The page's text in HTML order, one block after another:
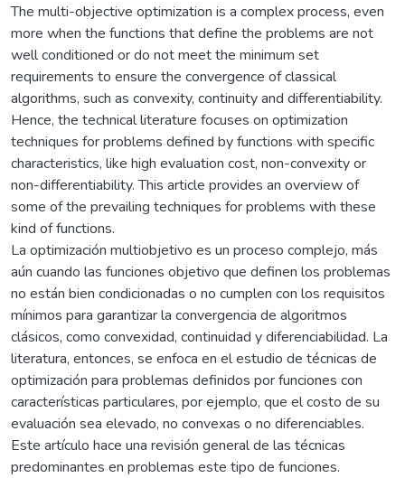
The multi-objective optimization is a complex process, even
more when the functions that define the problems are not
well conditioned or do not meet the minimum set
requirements to ensure the convergence of classical
algorithms, such as convexity, continuity and differentiability.
Hence, the technical literature focuses on optimization
techniques for problems defined by functions with specific
characteristics, like high evaluation cost, non-convexity or
non-differentiability. This article provides an overview of
some of the prevailing techniques for problems with these
kind of functions.
La optimización multiobjetivo es un proceso complejo, más
aún cuando las funciones objetivo que definen los problemas
no están bien condicionadas o no cumplen con los requisitos
mínimos para garantizar la convergencia de algoritmos
clásicos, como convexidad, continuidad y diferenciabilidad. La
literatura, entonces, se enfoca en el estudio de técnicas de
optimización para problemas definidos por funciones con
características particulares, por ejemplo, que el costo de su
evaluación sea elevado, no convexas o no diferenciables.
Este artículo hace una revisión general de las técnicas
predominantes en problemas este tipo de funciones.